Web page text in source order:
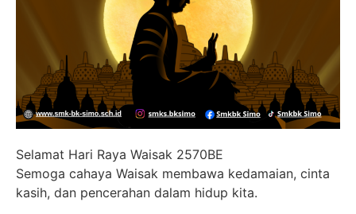
Selamat Hari Raya Waisak 2570BE
Semoga cahaya Waisak membawa kedamaian, cinta
kasih, dan pencerahan dalam hidup kita.